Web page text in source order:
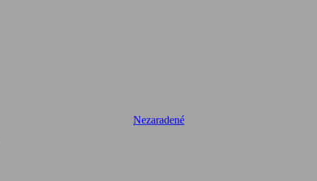
Nezaradené